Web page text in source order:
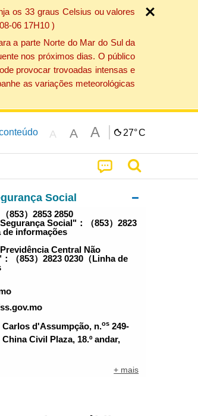
os 33 graus Celsius ou valores
06 17H10 )
a parte Norte do Mar do Sul da
nos próximos dias. O público
provocar trovoadas intensas e
as variações meteorológicas
A A A 27°C
Social
853）2853 2850
Social"：（853）2823
de informações
Central Não
（853）2823 0230（Linha de
Carlos d'Assumpção, n.os 249-
Civil Plaza, 18.º andar,
+ mais